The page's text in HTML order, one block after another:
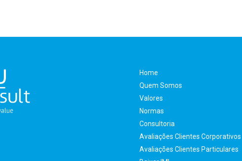
Home
Quem Somos
Valores
Normas
Consultoria
Avaliações Clientes Corporativos
Avaliações Clientes Particulares